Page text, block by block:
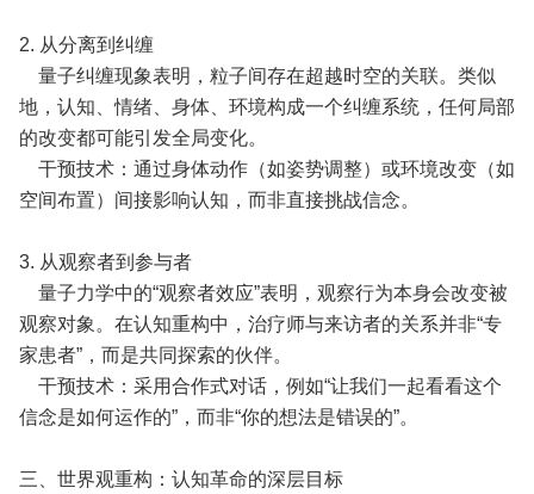
2. 从分离到纠缠
量子纠缠现象表明，粒子间存在超越时空的关联。类似
地，认知、情绪、身体、环境构成一个纠缠系统，任何局部
的改变都可能引发全局变化。
干预技术：通过身体动作（如姿势调整）或环境改变（如
空间布置）间接影响认知，而非直接挑战信念。
3. 从观察者到参与者
量子力学中的“观察者效应”表明，观察行为本身会改变被
观察对象。在认知重构中，治疗师与来访者的关系并非“专
家患者”，而是共同探索的伙伴。
干预技术：采用合作式对话，例如“让我们一起看看这个
信念是如何运作的”，而非“你的想法是错误的”。
三、世界观重构：认知革命的深层目标